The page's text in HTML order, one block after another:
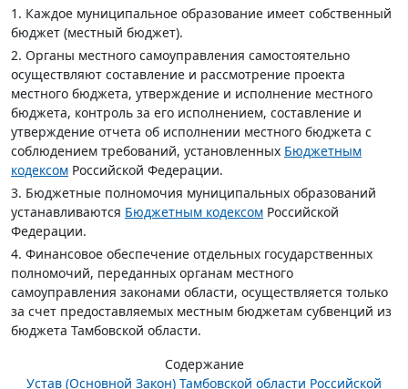
1. Каждое муниципальное образование имеет собственный
бюджет (местный бюджет).
2. Органы местного самоуправления самостоятельно
осуществляют составление и рассмотрение проекта
местного бюджета, утверждение и исполнение местного
бюджета, контроль за его исполнением, составление и
утверждение отчета об исполнении местного бюджета с
соблюдением требований, установленных Бюджетным
кодексом Российской Федерации.
3. Бюджетные полномочия муниципальных образований
устанавливаются Бюджетным кодексом Российской
Федерации.
4. Финансовое обеспечение отдельных государственных
полномочий, переданных органам местного
самоуправления законами области, осуществляется только
за счет предоставляемых местным бюджетам субвенций из
бюджета Тамбовской области.
Содержание
Устав (Основной Закон) Тамбовской области Российской